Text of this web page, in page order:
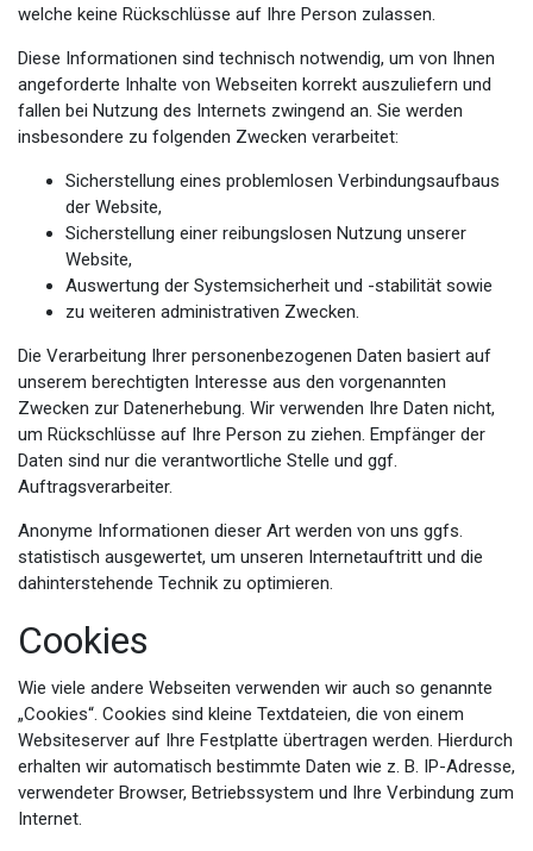
welche keine Rückschlüsse auf Ihre Person zulassen.
Diese Informationen sind technisch notwendig, um von Ihnen
angeforderte Inhalte von Webseiten korrekt auszuliefern und
fallen bei Nutzung des Internets zwingend an. Sie werden
insbesondere zu folgenden Zwecken verarbeitet:
Sicherstellung eines problemlosen Verbindungsaufbaus
der Website,
Sicherstellung einer reibungslosen Nutzung unserer
Website,
Auswertung der Systemsicherheit und -stabilität sowie
zu weiteren administrativen Zwecken.
Die Verarbeitung Ihrer personenbezogenen Daten basiert auf
unserem berechtigten Interesse aus den vorgenannten
Zwecken zur Datenerhebung. Wir verwenden Ihre Daten nicht,
um Rückschlüsse auf Ihre Person zu ziehen. Empfänger der
Daten sind nur die verantwortliche Stelle und ggf.
Auftragsverarbeiter.
Anonyme Informationen dieser Art werden von uns ggfs.
statistisch ausgewertet, um unseren Internetauftritt und die
dahinterstehende Technik zu optimieren.
Cookies
Wie viele andere Webseiten verwenden wir auch so genannte
„Cookies“. Cookies sind kleine Textdateien, die von einem
Websiteserver auf Ihre Festplatte übertragen werden. Hierdurch
erhalten wir automatisch bestimmte Daten wie z. B. IP-Adresse,
verwendeter Browser, Betriebssystem und Ihre Verbindung zum
Internet.